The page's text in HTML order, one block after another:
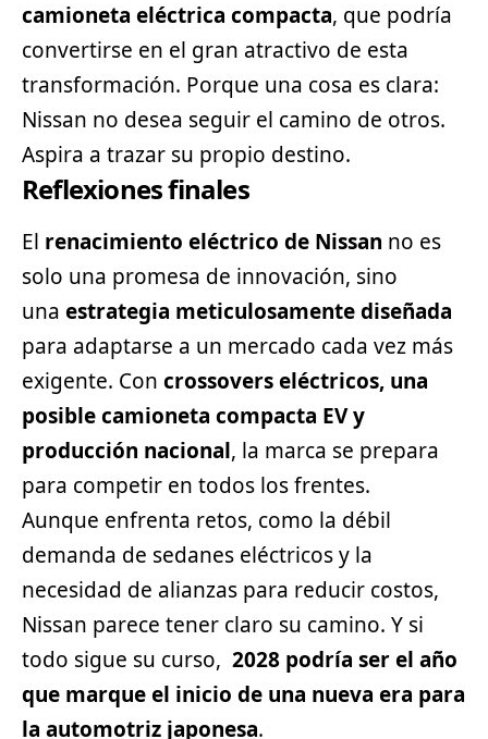
camioneta eléctrica compacta, que podría
convertirse en el gran atractivo de esta
transformación. Porque una cosa es clara:
Nissan no desea seguir el camino de otros.
Aspira a trazar su propio destino.
Reflexiones finales
El renacimiento eléctrico de Nissan no es
solo una promesa de innovación, sino
una estrategia meticulosamente diseñada
para adaptarse a un mercado cada vez más
exigente. Con crossovers eléctricos, una
posible camioneta compacta EV y
producción nacional, la marca se prepara
para competir en todos los frentes.
Aunque enfrenta retos, como la débil
demanda de sedanes eléctricos y la
necesidad de alianzas para reducir costos,
Nissan parece tener claro su camino. Y si
todo sigue su curso, 2028 podría ser el año
que marque el inicio de una nueva era para
la automotriz japonesa.